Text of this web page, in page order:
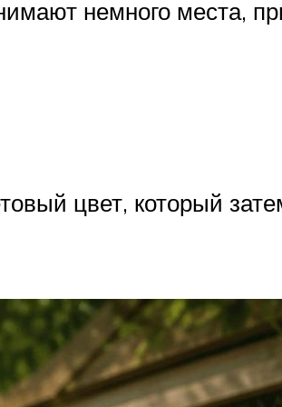
немного места,
цвет, который